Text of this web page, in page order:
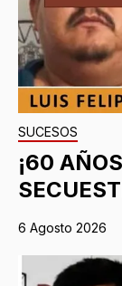
SUCESOS
¡60
6 Agosto 2026